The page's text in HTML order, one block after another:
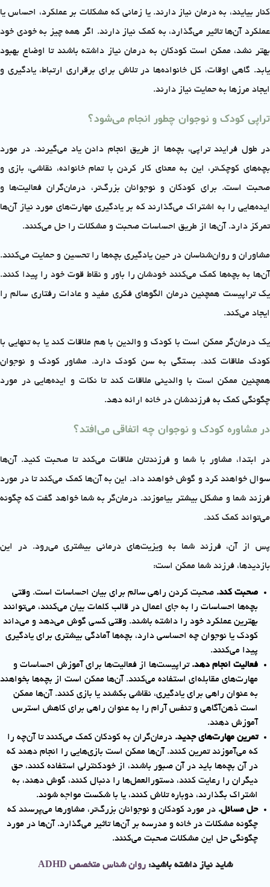
کنار بیایند، به درمان نیاز دارند. یا زمانی که مشکلات بر عملکرد، احساس یا
عملکرد آن‌ها تاثیر می‌گذارد، به کمک نیاز دارند. اگر همه چیز به خودی خود
بهتر نشد، ممکن است کودکان به درمان نیاز داشته باشند تا اوضاع بهبود
یابد. گاهی اوقات، کل خانواده‌ها در تلاش برای برقراری ارتباط، یادگیری و
ایجاد مرزها به حمایت نیاز دارند.
تراپی کودک و نوجوان چطور انجام می‌شود؟
در طول فرایند تراپی، بچه‌ها از طریق انجام دادن یاد می‌گیرند. در مورد
بچه‌های کوچک‌تر، این به معنای کار کردن با تمام خانواده، نقاشی، بازی و
صحبت است. برای کودکان و نوجوانان بزرگ‌تر، درمان‌گران فعالیت‌ها و
ایده‌هایی را به اشتراک می‌گذارند که بر یادگیری مهارت‌های مورد نیاز آن‌ها
تمرکز دارد. آن‌ها از طریق احساسات صحبت و مشکلات را حل می‌کنند.
مشاوران و روان‌شناسان در حین یادگیری بچه‌ها را تحسین و حمایت می‌کنند.
آن‌ها به بچه‌ها کمک می‌کنند خودشان را باور و نقاط قوت خود را پیدا کنند.
یک تراپیست همچنین درمان الگوهای فکری مفید و عادات رفتاری سالم را
ایجاد می‌کند.
یک درمان‌گر ممکن است با کودک و والدین با هم ملاقات کند یا به تنهایی با
کودک ملاقات کند. بستگی به سن کودک دارد. مشاور کودک و نوجوان
همچنین ممکن است با والدینی ملاقات کند تا نکات و ایده‌هایی در مورد
چگونگی کمک به فرزندشان در خانه ارائه دهد.
در مشاوره کودک و نوجوان چه اتفاقی می‌افتد؟
در ابتدا، مشاور با شما و فرزندتان ملاقات می‌کند تا صحبت کنید. آن‌ها
سوال خواهند کرد و گوش خواهند داد. این به آن‌ها کمک می‌کند تا در مورد
فرزند شما و مشکل بیشتر بیاموزند. درمان‌گر به شما خواهد گفت که چگونه
می‌تواند کمک کند.
پس از آن، فرزند شما به ویزیت‌های درمانی بیشتری می‌رود. در این
بازدیدها، فرزند شما ممکن است:
صحبت کند. صحبت کردن راهی سالم برای بیان احساسات است. وقتی
بچه‌ها احساسات را به جای اعمال در قالب کلمات بیان می‌کنند، می‌توانند
بهترین عملکرد خود را داشته باشند. وقتی کسی گوش می‌دهد و می‌داند
کودک یا نوجوان چه احساسی دارد، بچه‌ها آمادگی بیشتری برای یادگیری
پیدا می‌کنند.
فعالیت انجام دهد. تراپیست‌ها از فعالیت‌ها برای آموزش احساسات و
مهارت‌های مقابله‌ای استفاده می‌کنند. آن‌ها ممکن است از بچه‌ها بخواهند
به عنوان راهی برای یادگیری، نقاشی بکشند یا بازی کنند. آن‌ها ممکن
است ذهن‌آگاهی و تنفس آرام را به عنوان راهی برای کاهش استرس
آموزش دهند.
تمرین مهارت‌های جدید. درمان‌گران به کودکان کمک می‌کنند تا آن‌چه را
که می‌آموزند تمرین کنند. آن‌ها ممکن است بازی‌هایی را انجام دهند که
در آن بچه‌ها باید در آن صبور باشند، از خودکنترلی استفاده کنند، حق
دیگران را رعایت کنند، دستورالعمل‌ها را دنبال کنند، گوش دهند، به
اشتراک بگذارند، دوباره تلاش کنند، یا با شکست مواجه شوند.
حل مسائل. در مورد کودکان و نوجوانان بزرگ‌تر، مشاورها می‌پرسند که
چگونه مشکلات در خانه و مدرسه بر آن‌ها تاثیر می‌گذارد. آن‌ها در مورد
چگونگی حل این مشکلات صحبت می‌کنند.
شاید نیاز داشته باشید:روان شناس متخصص ADHD